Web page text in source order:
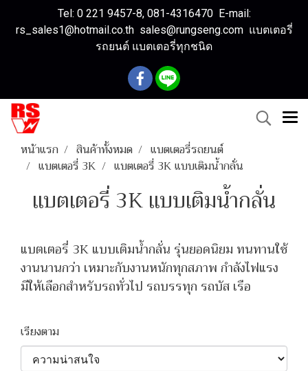
Tel: 0 221 9457-8, 081-4316470 E-mail:
rs_sales1@hotmail.co.th sales@rungseng.com แบตเตอรี่
รถยนต์ แบตเตอรี่ทุกชนิด
หน้าแรก สินค้าทั้งหมด
แบตเตอรี่รถยนต์
แบตเตอรี่ 3K
แบตเตอรี่ 3K แบบเติมน้ำกลั่น
แบตเตอรี่ 3K แบบเติมน้ำกลั่น
แบตเตอรี่ 3K แบบเติมน้ำกลั่น รุ่นยอดนิยม ทนทานใช้
งานนานกว่า เหมาะกับงานหนักทุกสภาพ กำลังไฟแรง
มีให้เลือกสำหรับรถทั่วไป รถบรรทุก รถบัส เรือ
เรียงตาม